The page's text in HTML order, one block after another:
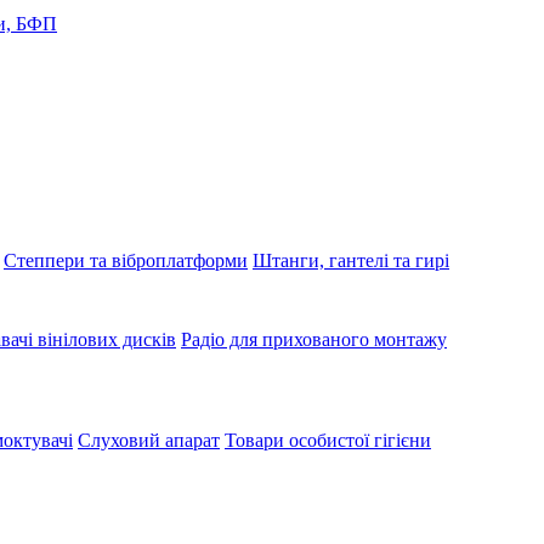
БФП
Степпери та віброплатформи Штанги, гантелі та гирі
вінілових дисків Радіо для прихованого монтажу
Слуховий апарат Товари особистої гігієни